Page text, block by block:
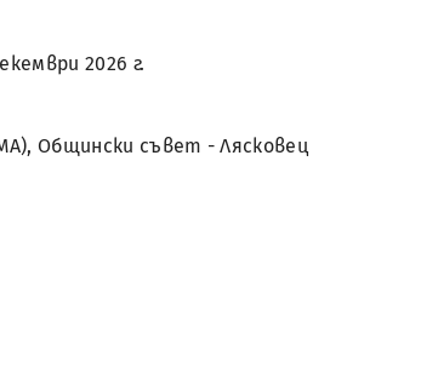
2026 г.
Общински съвет - Лясковец